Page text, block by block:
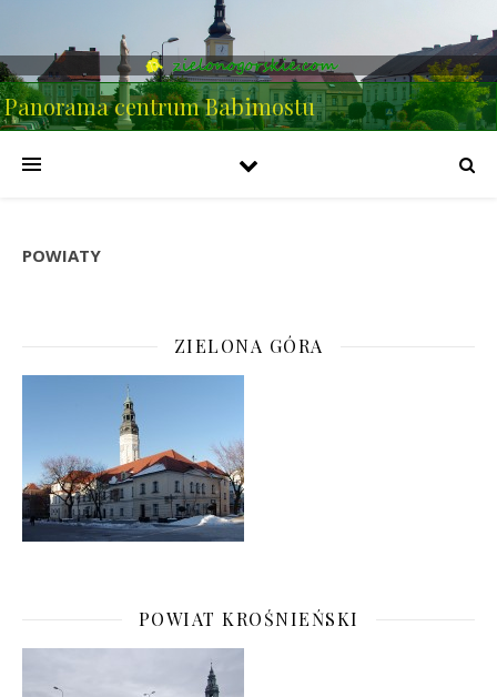
Panorama centrum Babimostu
POWIATY
ZIELONA GÓRA
POWIAT KROŚNIEŃSKI